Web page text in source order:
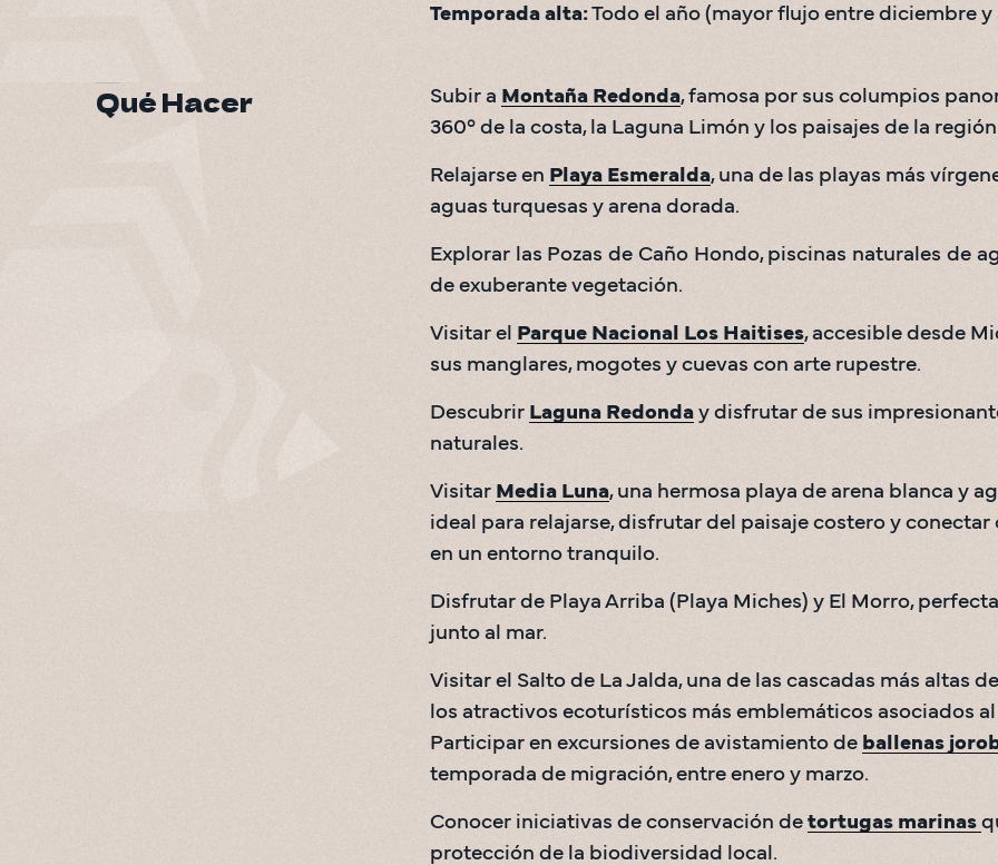
Temporada alta: Todo el año (mayor flujo entre diciembre y
Qué Hacer Subir a Montaña Redonda, famosa por sus columpios
360° de la costa, la Laguna Limón y los paisajes de la
Relajarse en Playa Esmeralda, una de las playas más
aguas turquesas y arena dorada.
Explorar las Pozas de Caño Hondo, piscinas naturales de
de exuberante vegetación.
Visitar el Parque Nacional Los Haitises, accesible desde
sus manglares, mogotes y cuevas con arte rupestre.
Descubrir Laguna Redonda y disfrutar de sus
naturales.
Visitar Media Luna, una hermosa playa de arena blanca y
ideal para relajarse, disfrutar del paisaje costero y conectar
en un entorno tranquilo.
Disfrutar de Playa Arriba (Playa Miches) y El Morro,
junto al mar.
Visitar el Salto de La Jalda, una de las cascadas más altas
los atractivos ecoturísticos más emblemáticos asociados
Participar en excursiones de avistamiento de ballenas
temporada de migración, entre enero y marzo.
Conocer iniciativas de conservación de tortugas marinas
protección de la biodiversidad local.